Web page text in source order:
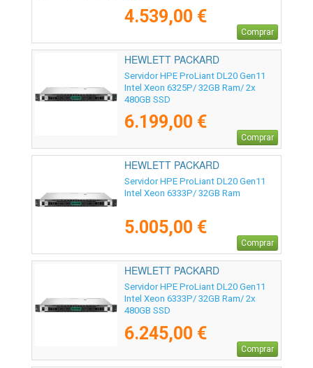
4.539,00 €
Comprar
HEWLETT PACKARD
ENTERPRISE - P87465-425
Servidor HPE ProLiant DL20 Gen11
Intel Xeon 6325P/ 32GB Ram/ 2x
480GB SSD
6.199,00 €
Comprar
HEWLETT PACKARD
ENTERPRISE - P85574-425
Servidor HPE ProLiant DL20 Gen11
Intel Xeon 6333P/ 32GB Ram
5.005,00 €
Comprar
HEWLETT PACKARD
ENTERPRISE - P87466-425
Servidor HPE ProLiant DL20 Gen11
Intel Xeon 6333P/ 32GB Ram/ 2x
480GB SSD
6.245,00 €
Comprar